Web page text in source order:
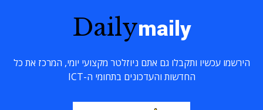
Dailymaily
הירשמו עכשיו ותקבלו גם אתם ניוזלטר מקצועי יומי, המרכז את כל
החדשות והעדכונים בתחומי ה-ICT